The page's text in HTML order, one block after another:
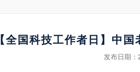
【全国科技工作者日】中
发布日期：